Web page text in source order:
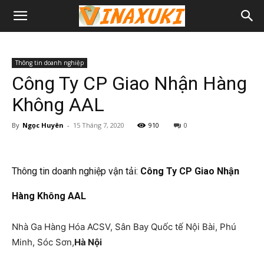
Thông tin doanh nghiệp
Công Ty CP Giao Nhận Hàng
Không AAL
By Ngọc Huyên - 15 Tháng 7, 2020 910 0
Thông tin doanh nghiệp vận tải: Công Ty CP Giao Nhận
Hàng Không AAL
Nhà Ga Hàng Hóa ACSV, Sân Bay Quốc tế Nội Bài, Phú
Minh, Sóc Sơn,Hà Nội